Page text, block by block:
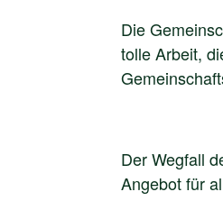
Die
tolle Arbeit,
Der Wegfall
Angebot für